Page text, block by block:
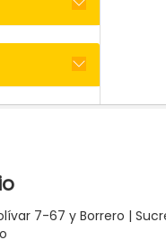
7-67 y Borrero |